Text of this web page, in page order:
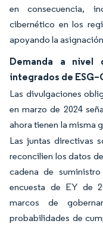
en consecuencia,
cibernético en los
apoyando la
Demanda a nivel
integrados de
Las divulgaciones
en marzo de 2024
ahora tienen la misma
Las juntas directivas
reconcilien los datos
cadena de
encuesta de EY de
marcos de
probabilidades de